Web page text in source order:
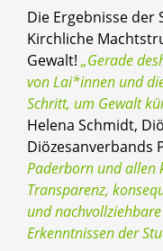
Die Ergebnisse der
Kirchliche
Gewalt! „Gerade
von Lai*innen und
Schritt, um Gewalt
Helena Schmidt,
Diözesanverbands
Paderborn und allen
Transparenz,
und
Erkenntnissen der